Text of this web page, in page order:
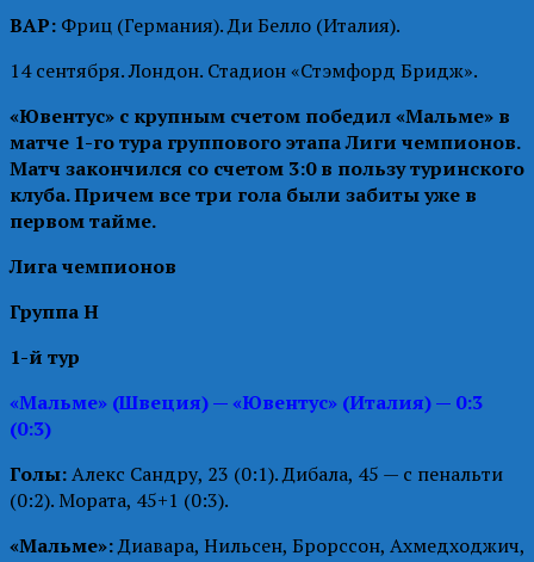
ВАР: Фриц (Германия). Ди Белло (Италия).
14 сентября. Лондон. Стадион «Стэмфорд Бридж».
«Ювентус» с крупным счетом победил «Мальме» в
матче 1-го тура группового этапа Лиги чемпионов.
Матч закончился со счетом 3:0 в пользу туринского
клуба. Причем все три гола были забиты уже в
первом тайме.
Лига чемпионов
Группа H
1-й тур
«Мальме» (Швеция) — «Ювентус» (Италия) — 0:3
(0:3)
Голы:Алекс Сандру, 23 (0:1). Дибала, 45 — с пенальти
(0:2). Мората, 45+1 (0:3).
«Мальме»:Диавара, Нильсен, Брорссон, Ахмедходжич,